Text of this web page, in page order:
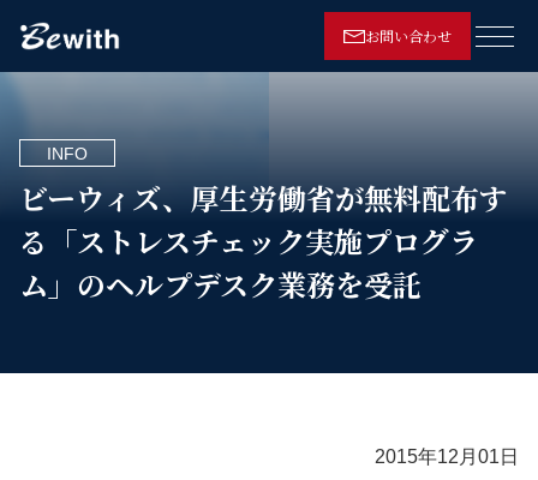
お問い合わせ
メニ
ビーウィズ、厚生労働省が無料配布す
る「ストレスチェック実施プログラ
ム」のヘルプデスク業務を受託
INFO
2015年12月01日